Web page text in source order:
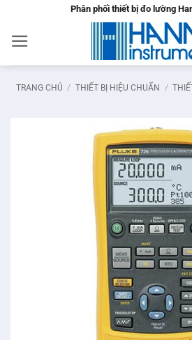
nội
dung
Phân phối thiết bị đo lường
TRANG CHỦ / THIẾT BỊ HIỆU CHUẨN /